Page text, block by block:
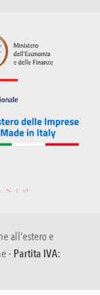
all’estero e
- Partita IVA: